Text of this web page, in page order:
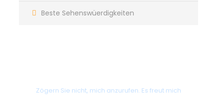
Beste Sehenswüerdigkeiten
Zögern Sie nicht, mich anzurufen. Es freut mich